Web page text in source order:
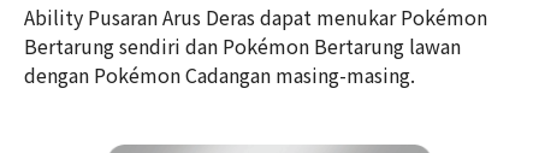
Ability Pusaran Arus Deras dapat menukar Pokémon
Bertarung sendiri dan Pokémon Bertarung lawan
dengan Pokémon Cadangan masing-masing.